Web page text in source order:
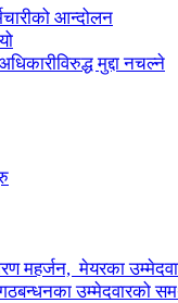
आन्दोलन
मुद्दा नचल्ने
महर्जन, मेयरका
उम्मेदवारको